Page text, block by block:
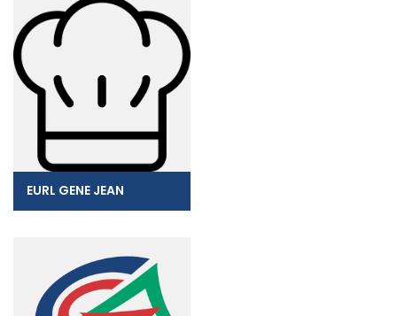
EURL GENE JEAN